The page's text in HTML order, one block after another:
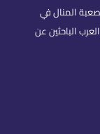
صعبة المنال في
الباحثين عن